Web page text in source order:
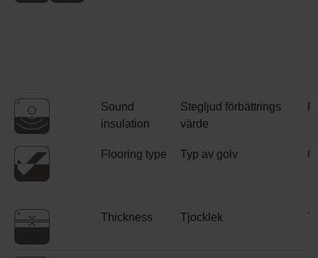
Sound
insulation
Stegljud förbättrings
värde
Flooring type Typ av golv
Thickness Tjocklek